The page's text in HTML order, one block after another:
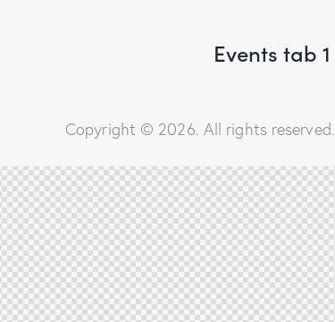
Events tab 1
Copyright © 2026. All rights reserved.